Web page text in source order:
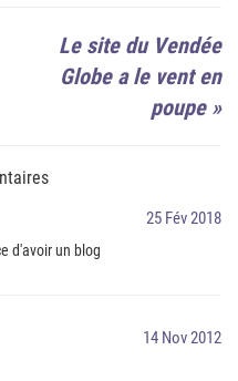
Le site du Vendée
Globe a le vent en
poupe»
25 Fév 2018
d'avoir un blog
14 Nov 2012